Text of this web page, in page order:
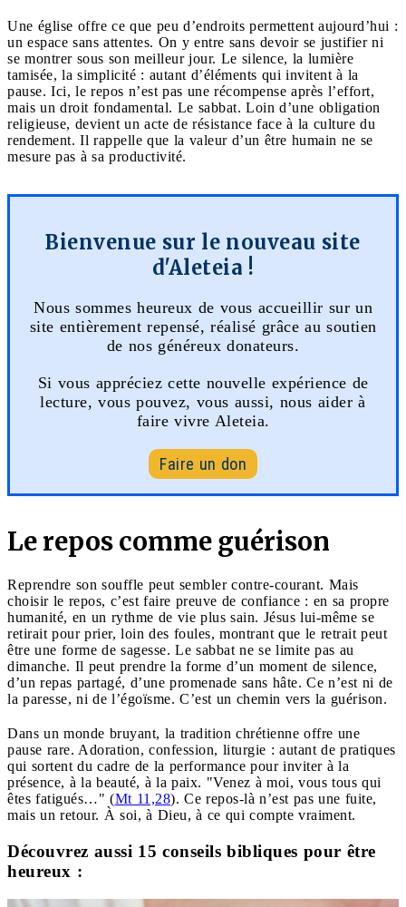
Une église offre ce que peu d’endroits permettent aujourd’hui :
un espace sans attentes. On y entre sans devoir se justifier ni
se montrer sous son meilleur jour. Le silence, la lumière
tamisée, la simplicité : autant d’éléments qui invitent à la
pause. Ici, le repos n’est pas une récompense après l’effort,
mais un droit fondamental. Le sabbat. Loin d’une obligation
religieuse, devient un acte de résistance face à la culture du
rendement. Il rappelle que la valeur d’un être humain ne se
mesure pas à sa productivité.
Bienvenue sur le nouveau site
d'Aleteia !
Nous sommes heureux de vous accueillir sur un
site entièrement repensé, réalisé grâce au soutien
de nos généreux donateurs.
Si vous appréciez cette nouvelle expérience de
lecture, vous pouvez, vous aussi, nous aider à
faire vivre Aleteia.
Faire un don
Le repos comme guérison
Reprendre son souffle peut sembler contre-courant. Mais
choisir le repos, c’est faire preuve de confiance : en sa propre
humanité, en un rythme de vie plus sain. Jésus lui-même se
retirait pour prier, loin des foules, montrant que le retrait peut
être une forme de sagesse. Le sabbat ne se limite pas au
dimanche. Il peut prendre la forme d’un moment de silence,
d’un repas partagé, d’une promenade sans hâte. Ce n’est ni de
la paresse, ni de l’égoïsme. C’est un chemin vers la guérison.
Dans un monde bruyant, la tradition chrétienne offre une
pause rare. Adoration, confession, liturgie : autant de pratiques
qui sortent du cadre de la performance pour inviter à la
présence, à la beauté, à la paix. "Venez à moi, vous tous qui
êtes fatigués…" (Mt 11,28). Ce repos-là n’est pas une fuite,
mais un retour. À soi, à Dieu, à ce qui compte vraiment.
Découvrez aussi 15 conseils bibliques pour être
heureux :